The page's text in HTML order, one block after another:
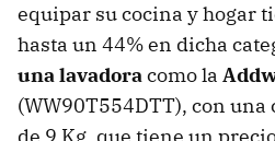
equipar su cocina y hogar
hasta un 44% en dicha
una lavadoracomo la
(WW90T554DTT), con una